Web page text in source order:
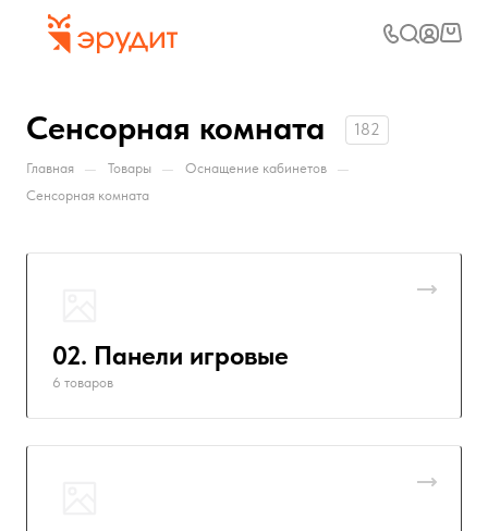
Сенсорная комната 182
Главная — Товары — Оснащение кабинетов —
Сенсорная комната
02. Панели игровые
6 товаров